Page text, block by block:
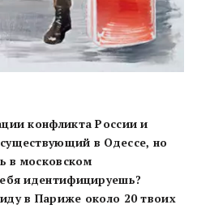
конфликта России и
в Одессе, но
в московском
идентифицируешь?
в Париже около 20 твоих